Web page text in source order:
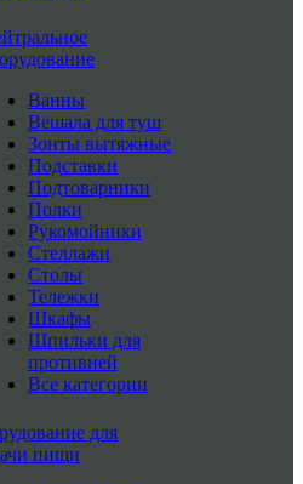
Ванны
Вешала для туш
Зонты вытяжные
Подставки
Подтоварники
Полки
Рукомойники
Стеллажи
Столы
Тележки
Шкафы
Шпильки для
противней
Все категории
для
пищи